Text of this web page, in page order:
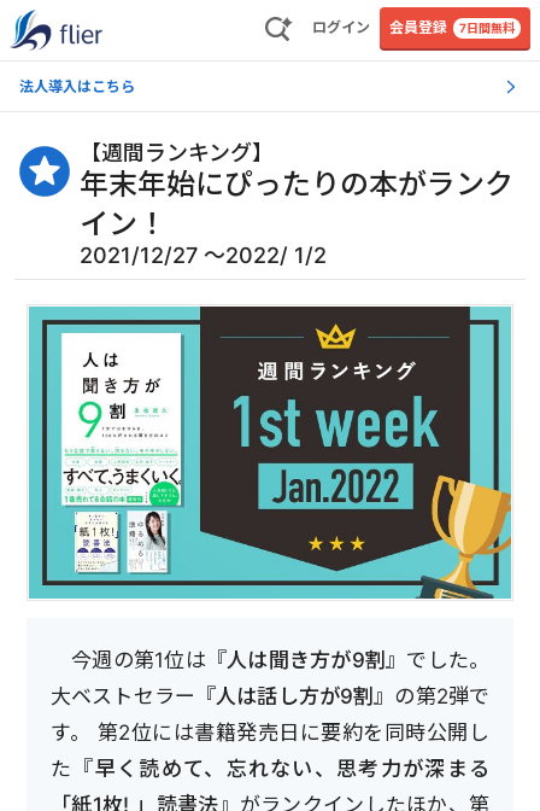
ログイン 会員登録 7日間無料
法人導入はこちら
【週間ランキング】
年末年始にぴったりの本がランク
イン！
2021/12/27 〜2022/ 1/2
今週の第1位は『人は聞き方が9割 』でした。
大ベストセラー『人は話し方が9割』の第2弾で
す。 第2位には書籍発売日に要約を同時公開し
た『早く読めて、忘れない、思考力が深まる
「紙1枚! 」読書法』がランクインしたほか、第